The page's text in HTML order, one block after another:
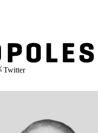
Twitter